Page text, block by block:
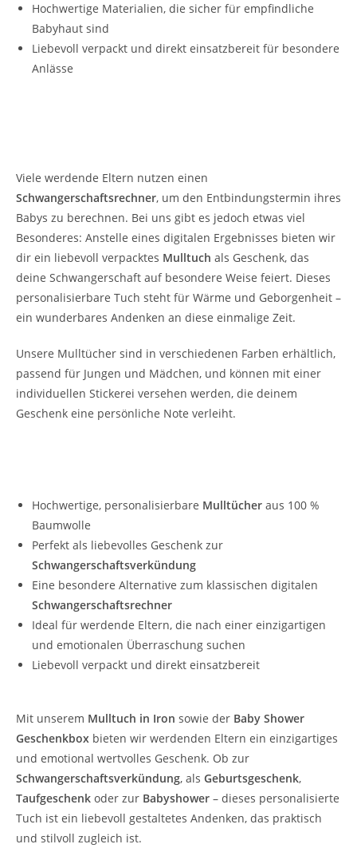
Hochwertige Materialien, die sicher für empfindliche
Babyhaut sind
Liebevoll verpackt und direkt einsatzbereit für besondere
Anlässe
Viele werdende Eltern nutzen einen
Schwangerschaftsrechner, um den Entbindungstermin ihres
Babys zu berechnen. Bei uns gibt es jedoch etwas viel
Besonderes: Anstelle eines digitalen Ergebnisses bieten wir
dir ein liebevoll verpacktes Mulltuch als Geschenk, das
deine Schwangerschaft auf besondere Weise feiert. Dieses
personalisierbare Tuch steht für Wärme und Geborgenheit –
ein wunderbares Andenken an diese einmalige Zeit.
Unsere Mulltücher sind in verschiedenen Farben erhältlich,
passend für Jungen und Mädchen, und können mit einer
individuellen Stickerei versehen werden, die deinem
Geschenk eine persönliche Note verleiht.
Hochwertige, personalisierbare Mulltücher aus 100 %
Baumwolle
Perfekt als liebevolles Geschenk zur
Schwangerschaftsverkündung
Eine besondere Alternative zum klassischen digitalen
Schwangerschaftsrechner
Ideal für werdende Eltern, die nach einer einzigartigen
und emotionalen Überraschung suchen
Liebevoll verpackt und direkt einsatzbereit
Mit unserem Mulltuch in Iron sowie der Baby Shower
Geschenkbox bieten wir werdenden Eltern ein einzigartiges
und emotional wertvolles Geschenk. Ob zur
Schwangerschaftsverkündung, als Geburtsgeschenk,
Taufgeschenk oder zur Babyshower – dieses personalisierte
Tuch ist ein liebevoll gestaltetes Andenken, das praktisch
und stilvoll zugleich ist.